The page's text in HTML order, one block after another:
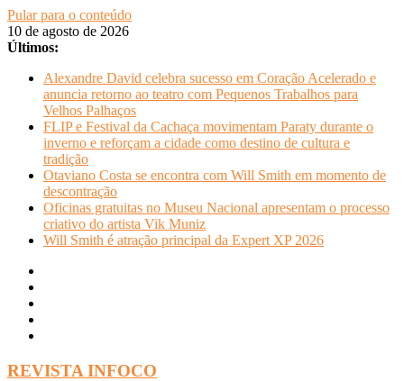
Pular para o conteúdo
10 de agosto de 2026
Últimos:
Alexandre David celebra sucesso em Coração Acelerado e
anuncia retorno ao teatro com Pequenos Trabalhos para
Velhos Palhaços
FLIP e Festival da Cachaça movimentam Paraty durante o
inverno e reforçam a cidade como destino de cultura e
tradição
Otaviano Costa se encontra com Will Smith em momento de
descontração
Oficinas gratuitas no Museu Nacional apresentam o processo
criativo do artista Vik Muniz
Will Smith é atração principal da Expert XP 2026
REVISTA INFOCO